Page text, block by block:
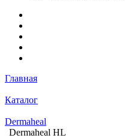
Главная
Каталог
Dermaheal
Dermaheal HL